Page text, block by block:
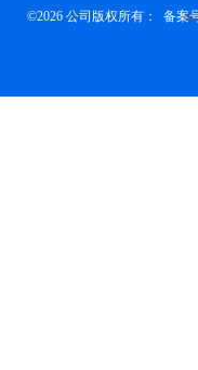
©2026 公司版权所有： 备案